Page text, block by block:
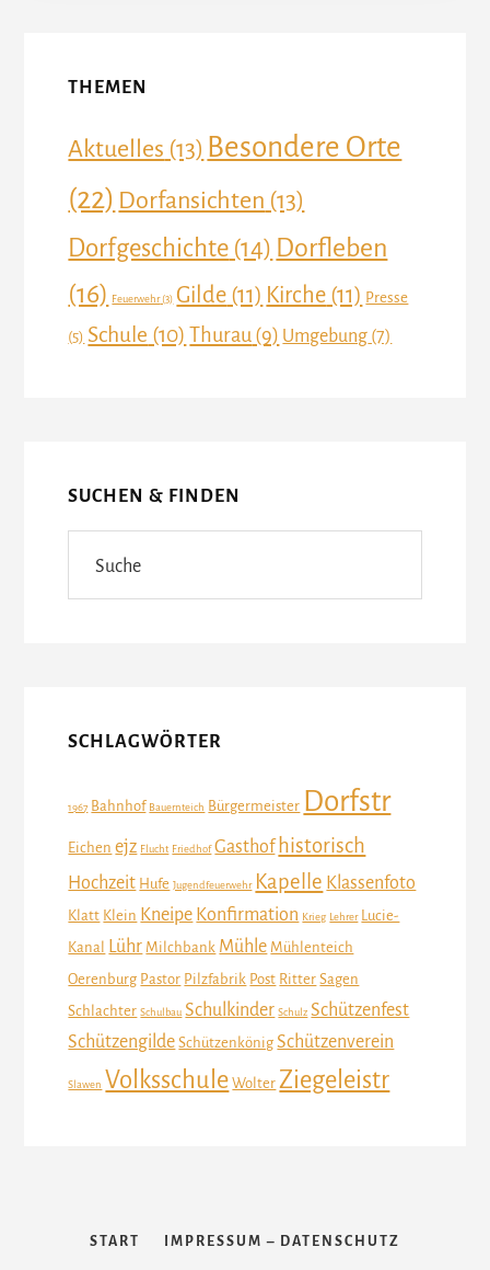
THEMEN
Aktuelles (13) Besondere Orte
(22) Dorfansichten (13)
Dorfgeschichte (14) Dorfleben
(16) Feuerwehr(3) Gilde (11) Kirche (11) Presse
(5) Schule (10) Thurau (9) Umgebung (7)
SUCHEN & FINDEN
SCHLAGWÖRTER
1967 Bahnhof Bauernteich Bürgermeister Dorfstr
Eichen ejz Flucht Friedhof Gasthof historisch
Hochzeit Hufe Jugendfeuerwehr Kapelle Klassenfoto
Klatt Klein Kneipe Konfirmation Krieg Lehrer Lucie-
Kanal Lühr Milchbank Mühle Mühlenteich
Oerenburg Pastor Pilzfabrik Post Ritter Sagen
Schlachter Schulbau Schulkinder Schulz Schützenfest
Schützengilde Schützenkönig Schützenverein
Slawen Volksschule Wolter Ziegeleistr
START IMPRESSUM – DATENSCHUTZ